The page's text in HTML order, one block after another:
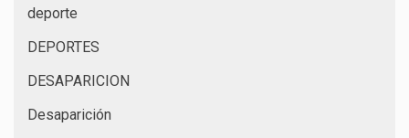
deporte
DEPORTES
DESAPARICION
Desaparición